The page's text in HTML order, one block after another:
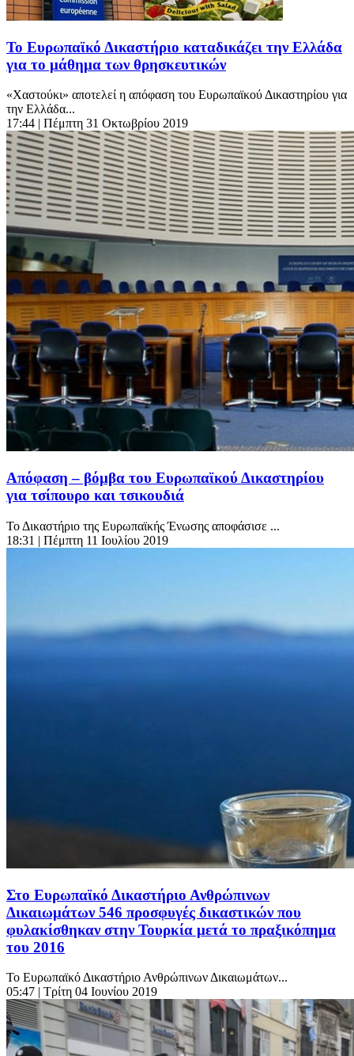
Το Ευρωπαϊκό Δικαστήριο καταδικάζει την Ελλάδα
για το μάθημα των θρησκευτικών
«Χαστούκι» αποτελεί η απόφαση του Ευρωπαϊκού Δικαστηρίου για
την Ελλάδα...
17:44 | Πέμπτη 31 Οκτωβρίου 2019
Απόφαση – βόμβα του Ευρωπαϊκού Δικαστηρίου
για τσίπουρο και τσικουδιά
Το Δικαστήριο της Ευρωπαϊκής Ένωσης αποφάσισε ...
18:31 | Πέμπτη 11 Ιουλίου 2019
Στο Ευρωπαϊκό Δικαστήριο Ανθρώπινων
Δικαιωμάτων 546 προσφυγές δικαστικών που
φυλακίσθηκαν στην Τουρκία μετά το πραξικόπημα
του 2016
Το Ευρωπαϊκό Δικαστήριο Ανθρώπινων Δικαιωμάτων...
05:47 | Τρίτη 04 Ιουνίου 2019